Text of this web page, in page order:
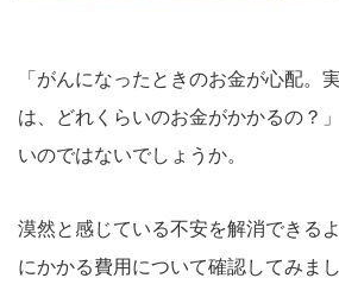
「がんになったときのお金が心配。
は、どれくらいのお金がかかるの？
いのではないでしょうか。
漠然と感じている不安を解消できる
にかかる費用について確認してみまし